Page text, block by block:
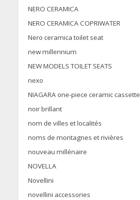
NERO CERAMICA
NERO CERAMICA COPRIWATER
Nero ceramica toilet seat
new millennium
NEW MODELS TOILET SEATS
nexo
NIAGARA one-piece ceramic cassette
noir brillant
nom de villes et localités
noms de montagnes et rivières
nouveau millénaire
NOVELLA
Novellini
novellini accessories